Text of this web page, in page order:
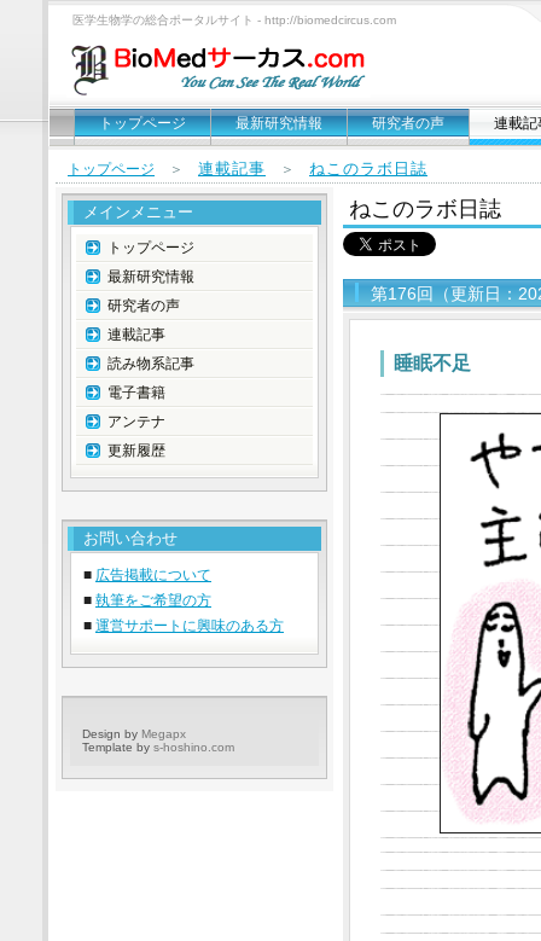
医学生物学の総合ポータルサイト - http://biomedcircus.com
トップページ 最新研究情報 研究者の声 連載記
トップページ ＞ 連載記事 ＞ ねこのラボ日誌
ねこのラボ日誌
第176回（更新日：
睡眠不足
メインメニュー
トップページ
最新研究情報
研究者の声
連載記事
読み物系記事
電子書籍
アンテナ
更新履歴
お問い合わせ
■ 広告掲載について
■ 執筆をご希望の方
■ 運営サポートに興味のある方
Design by Megapx
Template by s-hoshino.com